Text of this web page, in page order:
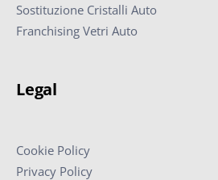
Sostituzione Cristalli Auto
Franchising Vetri Auto
Legal
Cookie Policy
Privacy Policy